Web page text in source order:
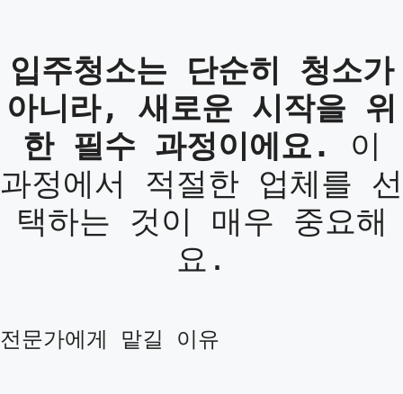
입주청소는 단순히 청소가
아니라, 새로운 시작을 위
한 필수 과정이에요.
이
과정에서 적절한 업체를 선
택하는 것이 매우 중요해
요.
전문가에게 맡길 이유